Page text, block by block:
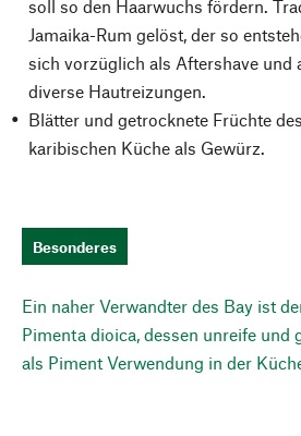
soll so den Haarwuchs fördern.
Jamaika-Rum gelöst, der so
sich vorzüglich als Aftershave und
diverse Hautreizungen.
Blätter und getrocknete Früchte
karibischen Küche als Gewürz.
Besonderes
Ein naher Verwandter des Bay ist
Pimenta dioica, dessen unreife und
als Piment Verwendung in der